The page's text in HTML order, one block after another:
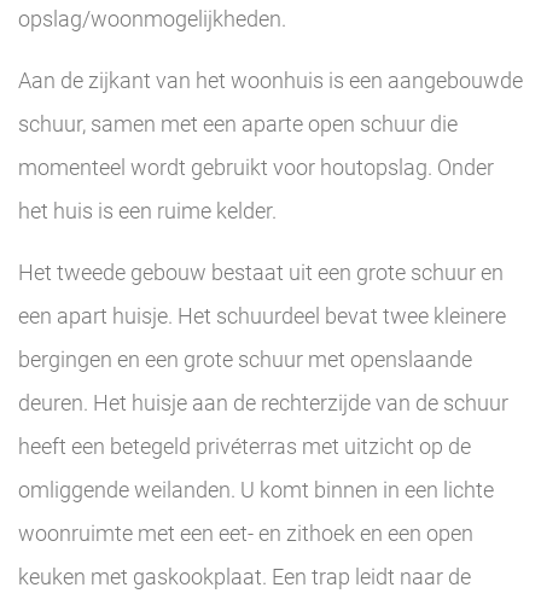
opslag/woonmogelijkheden.
Aan de zijkant van het woonhuis is een aangebouwde
schuur, samen met een aparte open schuur die
momenteel wordt gebruikt voor houtopslag. Onder
het huis is een ruime kelder.
Het tweede gebouw bestaat uit een grote schuur en
een apart huisje. Het schuurdeel bevat twee kleinere
bergingen en een grote schuur met openslaande
deuren. Het huisje aan de rechterzijde van de schuur
heeft een betegeld privéterras met uitzicht op de
omliggende weilanden. U komt binnen in een lichte
woonruimte met een eet- en zithoek en een open
keuken met gaskookplaat. Een trap leidt naar de